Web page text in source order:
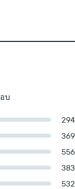
บ
294
369
556
383
532